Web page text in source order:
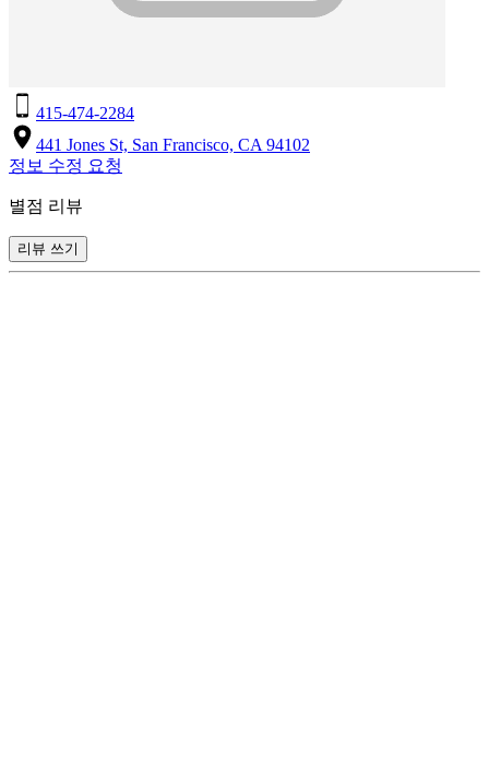
415-474-2284
441 Jones St, San Francisco, CA 94102
정보 수정 요청
별점 리뷰
리뷰 쓰기